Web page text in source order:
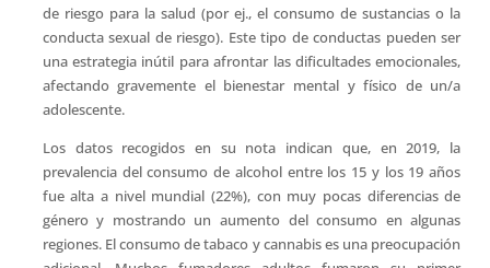
de riesgo para la salud (por ej., el consumo de sustancias o la
conducta sexual de riesgo). Este tipo de conductas pueden ser
una estrategia inútil para afrontar las dificultades emocionales,
afectando gravemente el bienestar mental y físico de un/a
adolescente.
Los datos recogidos en su nota indican que, en 2019, la
prevalencia del consumo de alcohol entre los 15 y los 19 años
fue alta a nivel mundial (22%), con muy pocas diferencias de
género y mostrando un aumento del consumo en algunas
regiones. El consumo de tabaco y cannabis es una preocupación